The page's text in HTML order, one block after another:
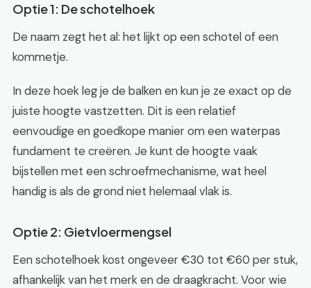
Optie 1: De schotelhoek
De naam zegt het al: het lijkt op een schotel of een
kommetje.
In deze hoek leg je de balken en kun je ze exact op de
juiste hoogte vastzetten. Dit is een relatief
eenvoudige en goedkope manier om een waterpas
fundament te creëren. Je kunt de hoogte vaak
bijstellen met een schroefmechanisme, wat heel
handig is als de grond niet helemaal vlak is.
Optie 2: Gietvloermengsel
Een schotelhoek kost ongeveer €30 tot €60 per stuk,
afhankelijk van het merk en de draagkracht. Voor wie